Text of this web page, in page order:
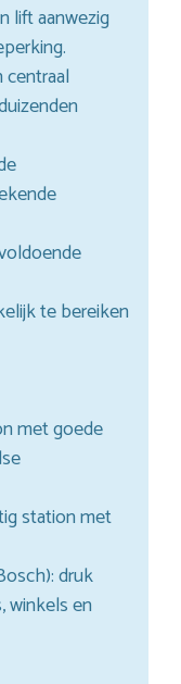
lift aanwezig
centraal
te bereiken
met goede
station met
druk
winkels en